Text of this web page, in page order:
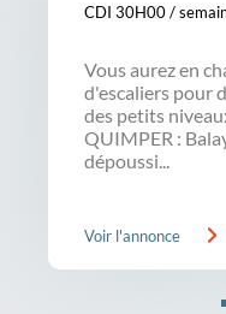
CDI 30H00 /
Vous aurez en
d'escaliers pour
des petits
QUIMPER :
dépoussi...
Voir l'annonce